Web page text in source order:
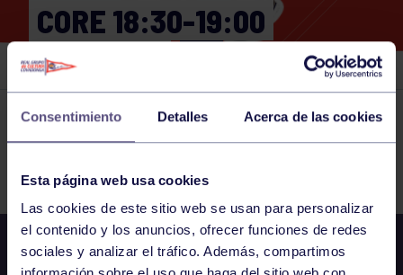
Consentimiento Detalles Acerca de las cookies
Esta página web usa cookies
Las cookies de este sitio web se usan para personalizar
el contenido y los anuncios, ofrecer funciones de redes
sociales y analizar el tráfico. Además, compartimos
CORE 18:30-19:00
GIMNASIO